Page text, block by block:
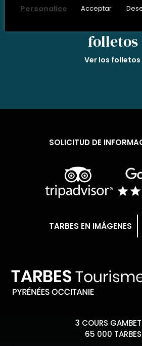
folletos
Ver los folletos
SOLICITUD DE
TARBES EN IMÁGENES
3 COURS
65 000 TARBES
Personalice
Acceptar